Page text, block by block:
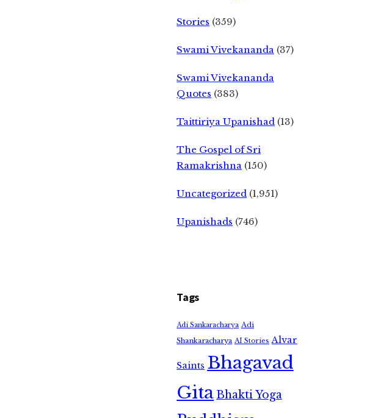
Stories (359)
Swami Vivekananda (37)
Swami Vivekananda
Quotes (383)
Taittiriya Upanishad (13)
The Gospel of Sri
Ramakrishna (150)
Uncategorized (1,951)
Upanishads (746)
Tags
Adi Sankaracharya Adi
Shankaracharya AI Stories Alvar
Saints Bhagavad
GitaBhakti Yoga